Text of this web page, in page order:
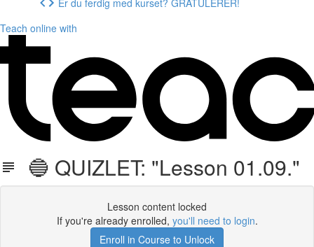
Teach online with
🔵 QUIZLET: "Lesson 01.09."
Lesson content locked
If you're already enrolled, you'll need to login.
Enroll in Course to Unlock